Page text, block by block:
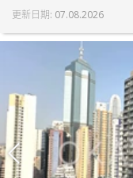
更新日期: 07.08.2026